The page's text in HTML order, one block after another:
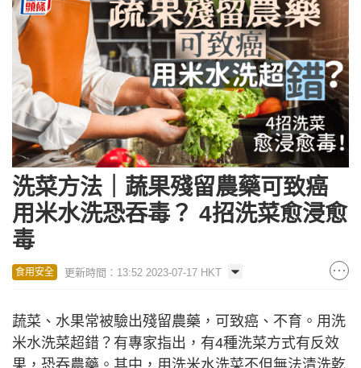
洗菜方法｜蔬果殘留農藥可致癌
用米水洗恐吞毒？ 4招洗菜愈浸愈
毒
食用安全 更新時間：13:52 2023-07-17 HKT
蔬菜、水果常被驗出殘留農藥，可致癌、不育。用洗
米水洗菜超錯？有專家指出，有4種洗菜方式有反效